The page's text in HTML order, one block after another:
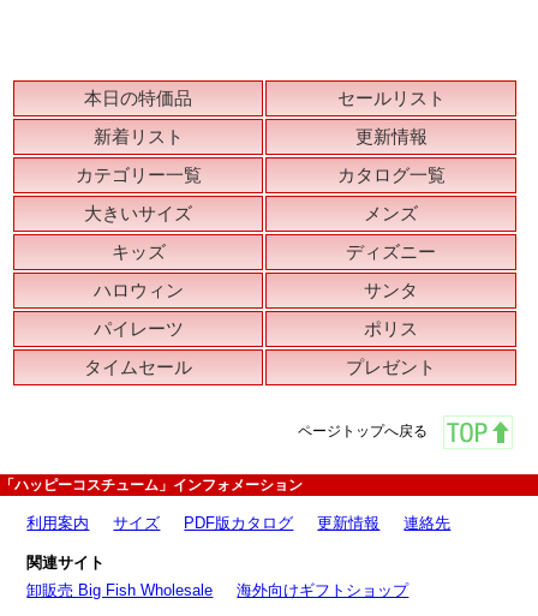
本日の特価品
セールリスト
新着リスト
更新情報
カテゴリー一覧
カタログ一覧
大きいサイズ
メンズ
キッズ
ディズニー
ハロウィン
サンタ
パイレーツ
ポリス
タイムセール
プレゼント
ページトップへ戻る
「ハッピーコスチューム」インフォメーション
利用案内 サイズ PDF版カタログ 更新情報 連絡先
関連サイト
卸販売 Big Fish Wholesale
海外向けギフトショップ